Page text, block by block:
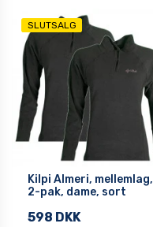
SLUTSALG
Kilpi Almeri, mellemlag,
2-pak, dame, sort
598 DKK